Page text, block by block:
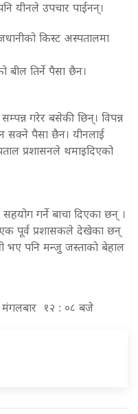
यीनले उपचार पाईनन्।
किस्ट अस्पतालमा
बील तिर्ने पैसा छैन।
गरेर बसेकी छिन्। विपन्न
सक्ने पैसा छैन। यीनलाई
प्रशासनले थमाइदिएको
गर्ने बाचा दिएका छन् ।
पूर्व प्रशासकले देखेका छन्
भए पनि मन्जु जस्ताकाे बेहाल
मंगलबार १२ : ०८ बजे